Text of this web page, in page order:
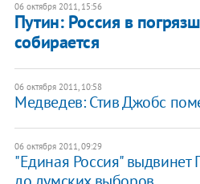
06 октября 2011, 15:56
Путин: Россия в
собирается
06 октября 2011, 10:58
Медведев: Стив Джобс
06 октября 2011, 09:29
"Единая Россия" выдвинет